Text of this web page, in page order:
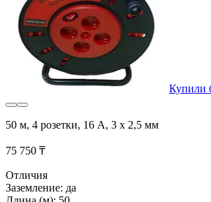
Купили
50 м, 4 розетки, 16 А, 3 х 2,5 мм
75 750 ₸
Отличия
Заземление: да